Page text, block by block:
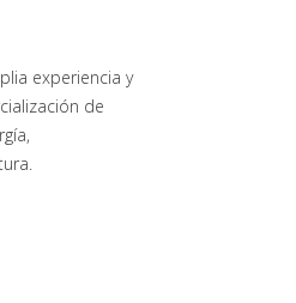
experiencia y
de